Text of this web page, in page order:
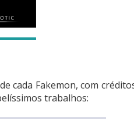
cada Fakemon, com
trabalhos: